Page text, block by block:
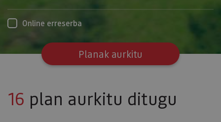
Online erreserba
Planak aurkitu
16 plan aurkitu ditugu